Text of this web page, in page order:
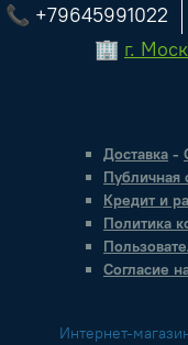
Доставка -
Публичная
Кредит и
Политика
Согласие
Интернет-
📞 +79645991022
🏢 г.